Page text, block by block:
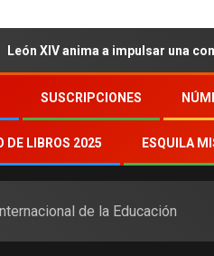
XIV anima a impulsar una
SUSCRIPCIONES
DE LIBROS 2025 ESQUILA
de la Educación